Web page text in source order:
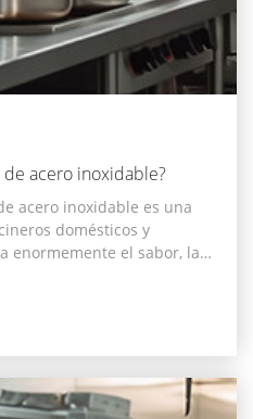
acero inoxidable?
acero inoxidable es una
domésticos y
enormemente el sabor, la
por su larga vida
a altas temperaturas, y